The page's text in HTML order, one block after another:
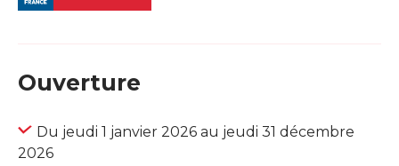
Ouverture
Du jeudi 1 janvier 2026 au jeudi 31 décembre
2026